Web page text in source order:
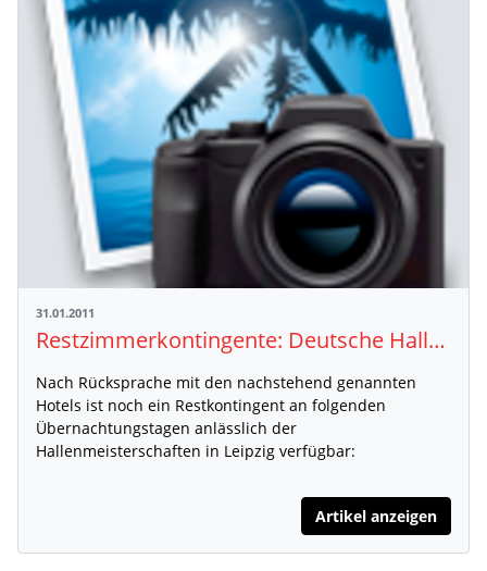
31.01.2011
Restzimmerkontingente: Deutsche Hallenmeisterschaften Leipzig
Nach Rücksprache mit den nachstehend genannten
Hotels ist noch ein Restkontingent an folgenden
Übernachtungstagen anlässlich der
Hallenmeisterschaften in Leipzig verfügbar:
Artikel anzeigen